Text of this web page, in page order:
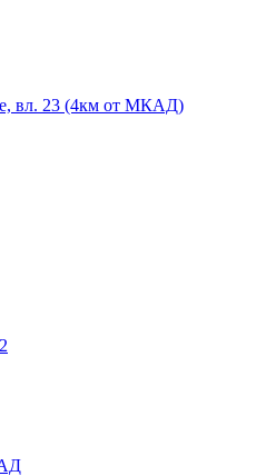
вл. 23 (4км от МКАД)